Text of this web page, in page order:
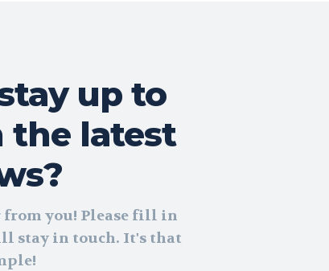
up to
the latest
from you! Please fill in
stay in touch. It's that